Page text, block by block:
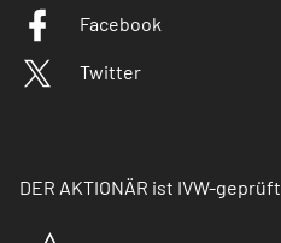
Facebook
Twitter
DER AKTIONÄR ist IVW-geprüft